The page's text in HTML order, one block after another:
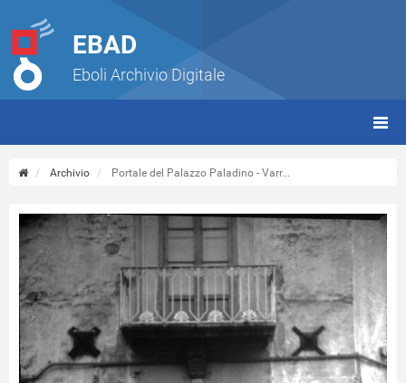
EBAD
Eboli Archivio Digitale
Archivio Portale del Palazzo Paladino - Varr...